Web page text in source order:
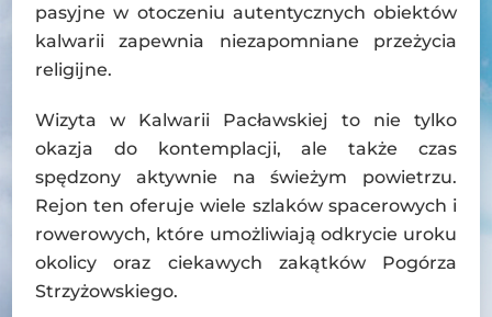
pasyjne w otoczeniu autentycznych obiektów
kalwarii zapewnia niezapomniane przeżycia
religijne.
Wizyta w Kalwarii Pacławskiej to nie tylko
okazja do kontemplacji, ale także czas
spędzony aktywnie na świeżym powietrzu.
Rejon ten oferuje wiele szlaków spacerowych i
rowerowych, które umożliwiają odkrycie uroku
okolicy oraz ciekawych zakątków Pogórza
Strzyżowskiego.